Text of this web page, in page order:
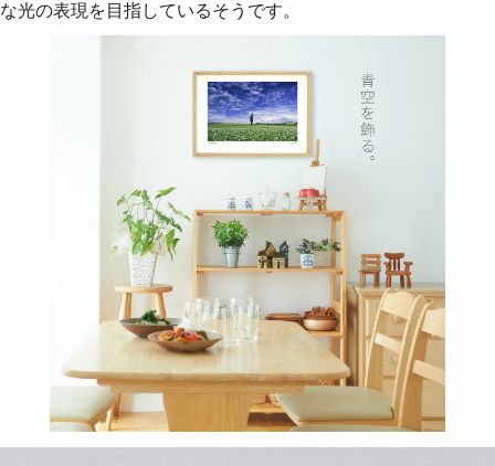
な光の表現を目指しているそうです。